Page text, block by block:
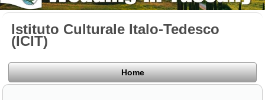
Istituto Culturale Italo-Tedesco
(ICIT)
Home